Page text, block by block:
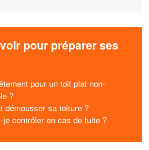
pour préparer ses
pour un toit plat non-
?
démousser sa toiture ?
je contrôler en cas de fuite ?